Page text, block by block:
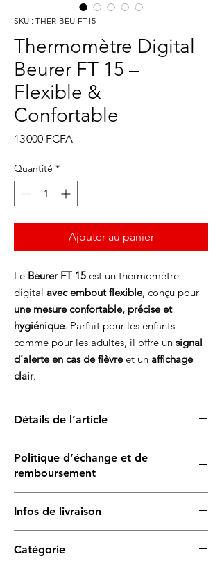
SKU : THER-BEU-FT15
Thermomètre Digital
Beurer FT 15 –
Flexible &
Confortable
13 000 FCFAPrix
Quantité *
Ajouter au panier
Le Beurer FT 15 est un thermomètre
digital avec embout flexible, conçu pour
une mesure confortable, précise et
hygiénique. Parfait pour les enfants
comme pour les adultes, il offre un signal
d’alerte en cas de fièvreet un affichage
clair.
Détails de l’article
confort, surtout chez les enfants
Signal d’avertissement en cas de fièvre
(> 37,8°C)
Étanche et désinfectable
Affichage lisibleet prise en main facile
Batteries inclusesà la livraison
Idéal pour
: un usage familial, régulier et
Politique d’échange et de
remboursement
fabrication . Un remplacement peut être
envisagé après vérification, en cas
d'utilisation conforme.
Infos de livraison
7 à 14 jours
Catégorie